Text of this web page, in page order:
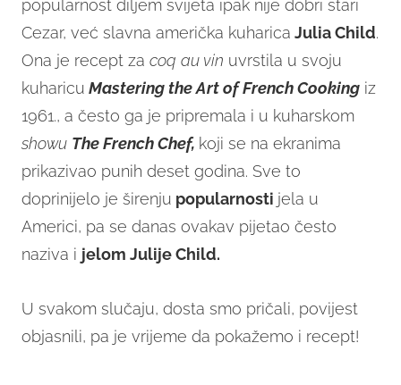
popularnost diljem svijeta ipak nije dobri stari
Cezar, već slavna američka kuharica Julia Child.
Ona je recept za coq au vin uvrstila u svoju
kuharicu Mastering the Art of French Cooking iz
1961., a često ga je pripremala i u kuharskom
showu The French Chef, koji se na ekranima
prikazivao punih deset godina. Sve to
doprinijelo je širenju popularnosti jela u
Americi, pa se danas ovakav pijetao često
naziva i jelom Julije Child.
U svakom slučaju, dosta smo pričali, povijest
objasnili, pa je vrijeme da pokažemo i recept!